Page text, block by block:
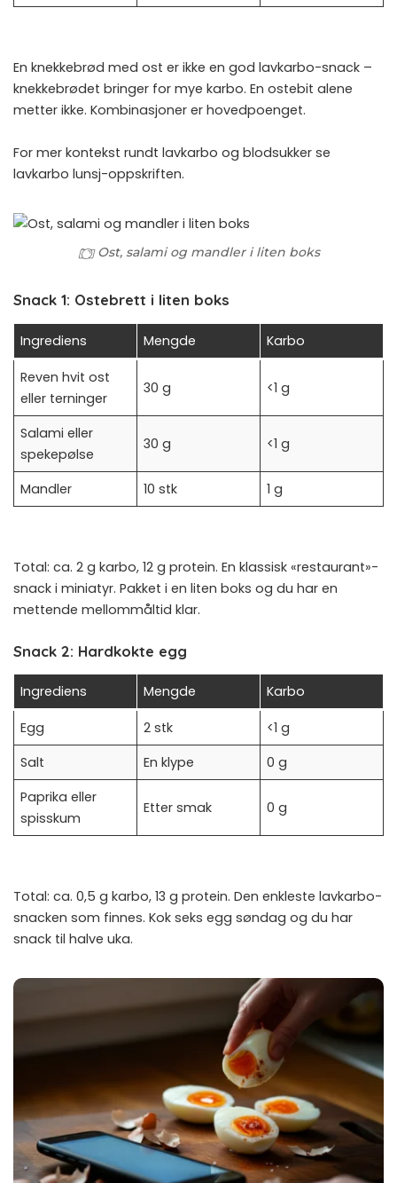
En knekkebrød med ost er ikke en god lavkarbo-snack –
knekkebrødet bringer for mye karbo. En ostebit alene
metter ikke. Kombinasjoner er hovedpoenget.
For mer kontekst rundt lavkarbo og blodsukker se
lavkarbo lunsj-oppskriften.
Ost, salami og mandler i liten boks
Snack 1: Ostebrett i liten boks
Ingrediens Mengde Karbo
Reven hvit ost
eller terninger
30 g <1 g
Salami eller
spekepølse
30 g <1 g
Mandler 10 stk 1 g
Total: ca. 2 g karbo, 12 g protein. En klassisk «restaurant»-
snack i miniatyr. Pakket i en liten boks og du har en
mettende mellommåltid klar.
Snack 2: Hardkokte egg
Ingrediens Mengde Karbo
Egg 2 stk
<1 g
Salt
En klype
0 g
Paprika eller
spisskum
Etter smak 0 g
Total: ca. 0,5 g karbo, 13 g protein. Den enkleste lavkarbo-
snacken som finnes. Kok seks egg søndag og du har
snack til halve uka.